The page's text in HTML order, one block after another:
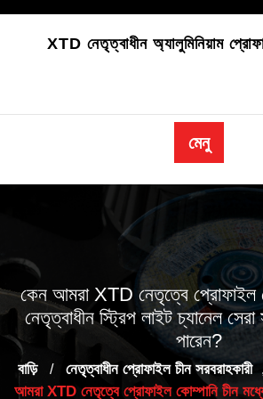
XTD নেতৃত্বাধীন অ্যালুমিনিয়াম
মেনু
কেন আমরা XTD নেতৃত্বে প্রোফাইল
নেতৃত্বাধীন স্ট্রিপ লাইট চ্যানেল
পারেন?
বাড়ি / নেতৃত্বাধীন প্রোফাইল চীন সরবরাহকারী ,
আমরা XTD নেতৃত্বে প্রোফাইল কোম্পানি চীন